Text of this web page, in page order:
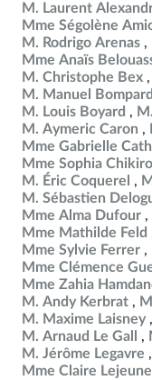
M. Laurent
Mme Ségolène
M. Rodrigo Arenas
Mme Anaïs
M. Christophe Bex
M. Manuel Bompard
M. Louis Boyard
M. Aymeric Caron
Mme Gabrielle
Mme Sophia
M. Éric Coquerel
M. Sébastien
Mme Alma Dufour
Mme Mathilde Feld
Mme Sylvie Ferrer
Mme Clémence
Mme Zahia
M. Andy Kerbrat
M. Maxime Laisney
M. Arnaud Le Gall
M. Jérôme Legavre
Mme Claire Lejeune